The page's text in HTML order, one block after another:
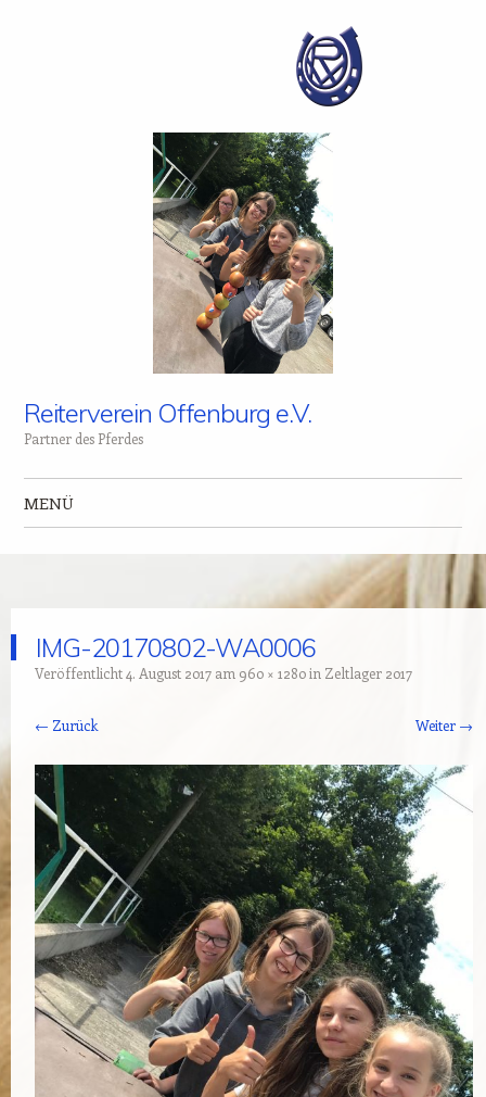
Reiterverein Offenburg e.V.
Partner des Pferdes
MENÜ
IMG-20170802-WA0006
Veröffentlicht4. August 2017am 960 × 1280in Zeltlager 2017
← Zurück Weiter →